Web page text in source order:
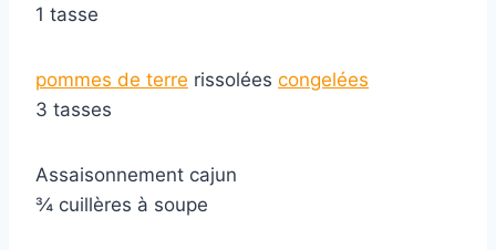
1 tasse
pommes de terre rissolées congelées
3 tasses
Assaisonnement cajun
¾ cuillères à soupe